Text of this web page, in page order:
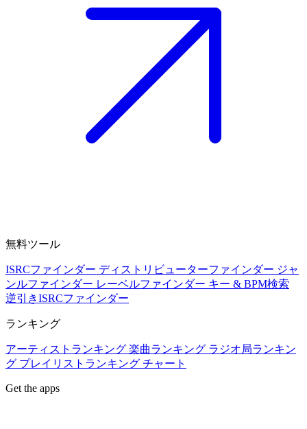
無料ツール
ISRCファインダー ディストリビューターファインダー ジャ
ンルファインダー レーベルファインダー キー & BPM検索
逆引きISRCファインダー
ランキング
アーティストランキング 楽曲ランキング ラジオ局ランキン
グ プレイリストランキング チャート
Get the apps